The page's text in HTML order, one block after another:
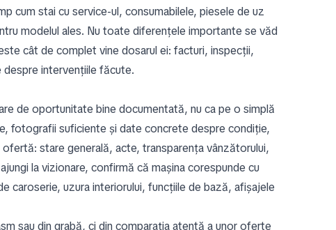
cum stai cu service-ul, consumabilele, piesele de uz
modelul ales. Nu toate diferențele importante se văd
cât de complet vine dosarul ei: facturi, inspecții,
intervențiile făcute.
de oportunitate bine documentată, nu ca pe o simplă
fotografii suficiente și date concrete despre condiție,
stare generală, acte, transparența vânzătorului,
la vizionare, confirmă că mașina corespunde cu
caroserie, uzura interiorului, funcțiile de bază, afișajele
sau din grabă, ci din comparația atentă a unor oferte